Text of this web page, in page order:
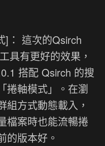
]： 這次的Qsirch
具有更好的效果，
搭配 Qsirch 的搜
捲軸模式」。在瀏
組方式動態載入，
檔案時也能流暢捲
的版本好。